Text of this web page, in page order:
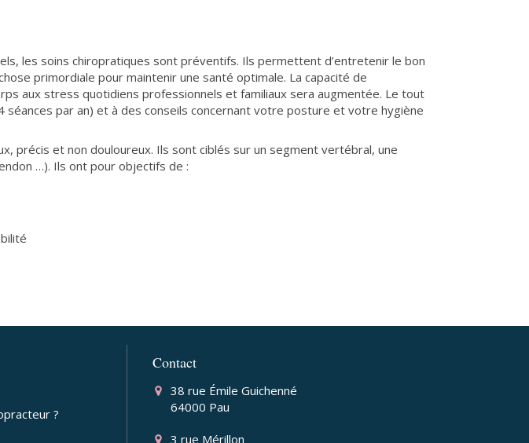
les soins chiropratiques sont préventifs. Ils permettent d’entretenir le bon
primordiale pour maintenir une santé optimale. La capacité de
aux stress quotidiens professionnels et familiaux sera augmentée. Le tout
par an) et à des conseils concernant votre posture et votre hygiène
précis et non douloureux. Ils sont ciblés sur un segment vertébral, une
…). Ils ont pour objectifs de :
?
Contact
38 rue Émile Guichenné
64000 Pau
3 rue Mérillon